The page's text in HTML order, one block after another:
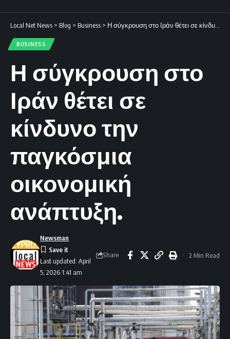
Local Net News > Blog > Business > Η σύγκρουση στο Ιράν θέτει σε κίνδυνο την παγκόσμια οικονομική ανάπτυξη.
BUSINESS
Η σύγκρουση στο
Ιράν θέτει σε
κίνδυνο την
παγκόσμια
οικονομική
ανάπτυξη.
Last updated: April
5, 2026 1:41 am
Newsman
Share 2 Min Read